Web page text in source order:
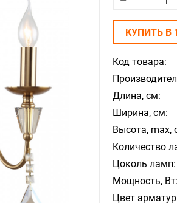
Код товара:
Длина, см:
Ширина, см:
Высота, max,
Количество
Цоколь ламп:
Мощность, Вт:
Цвет
КУПИТЬ В